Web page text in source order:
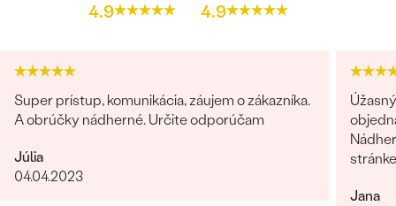
4.9 4.9
Super prístup, komunikácia, záujem o zákazníka.
A obrúčky nádherné. Určite odporúčam
Júlia
04.04.2023
Jana